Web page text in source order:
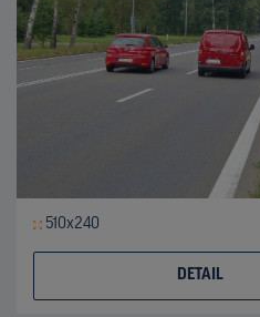
510x240
DETAIL